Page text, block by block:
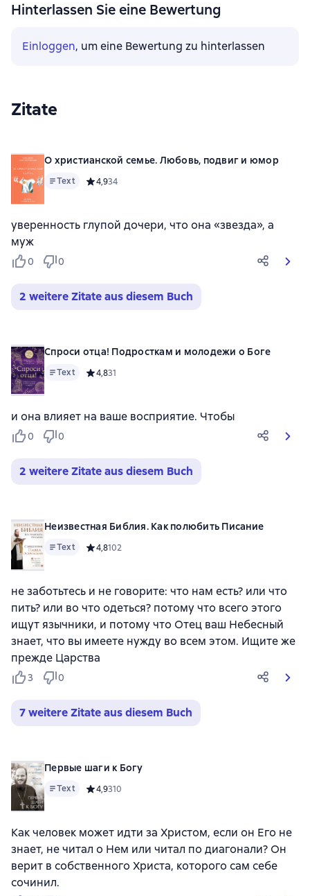
Hinterlassen Sie eine Bewertung
Einloggen, um eine Bewertung zu hinterlassen
Zitate
О христианской семье. Любовь, подвиг и юмор
Text Средний рейтинг 4,9 на основе 34 оценок
4,934
уверенность глупой дочери, что она «звезда», а
муж
0 0
2 weitere Zitate aus diesem Buch
Спроси отца! Подросткам и молодежи о Боге
Text Средний рейтинг 4,8 на основе 31 оценок
4,831
и она влияет на ваше восприятие. Чтобы
0 0
2 weitere Zitate aus diesem Buch
Неизвестная Библия. Как полюбить Писание
Text Средний рейтинг 4,8 на основе 102 оценок
4,8102
не заботьтесь и не говорите: что нам есть? или что
пить? или во что одеться? потому что всего этого
ищут язычники, и потому что Отец ваш Небесный
знает, что вы имеете нужду во всем этом. Ищите же
прежде Царства
3 0
7 weitere Zitate aus diesem Buch
Первые шаги к Богу
Text Средний рейтинг 4,9 на основе 310 оценок
4,9310
Как человек может идти за Христом, если он Его не
знает, не читал о Нем или читал по диагонали? Он
верит в собственного Христа, которого сам себе
сочинил.